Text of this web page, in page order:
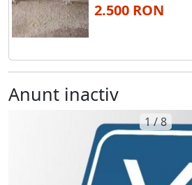
2.500 RON
Anunt inactiv
1 / 8